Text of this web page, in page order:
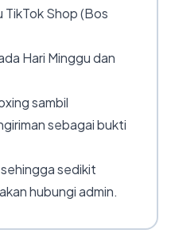
Shop (Bos
Hari Minggu dan
sambil
sebagai bukti
sedikit
hubungi admin.